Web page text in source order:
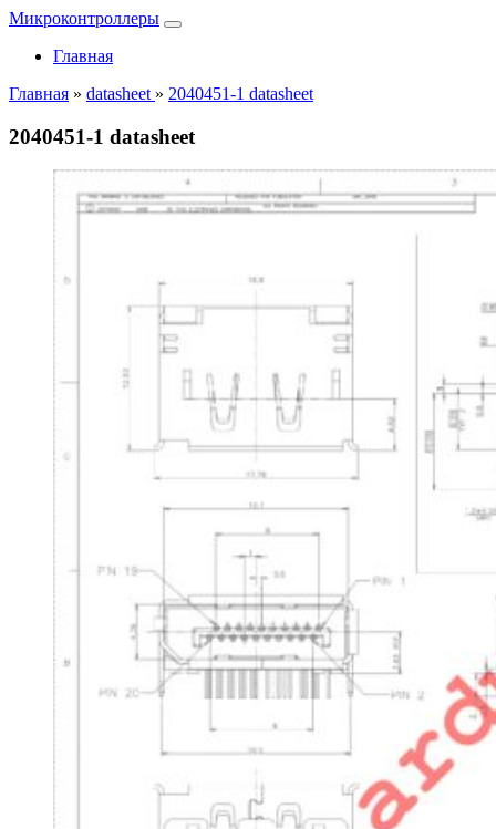
Микроконтроллеры
Главная
Главная » datasheet » 2040451-1 datasheet
2040451-1 datasheet